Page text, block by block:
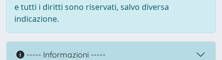
e tutti i diritti sono riservati, salvo diversa
indicazione.
----- Informazioni -----